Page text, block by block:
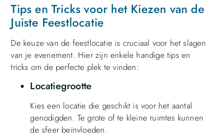
Tips en Tricks voor het Kiezen van de
Juiste Feestlocatie
De keuze van de feestlocatie is cruciaal voor het slagen
van je evenement. Hier zijn enkele handige tips en
tricks om de perfecte plek te vinden:
Locatiegrootte
Kies een locatie die geschikt is voor het aantal
genodigden. Te grote of te kleine ruimtes kunnen
de sfeer beïnvloeden.